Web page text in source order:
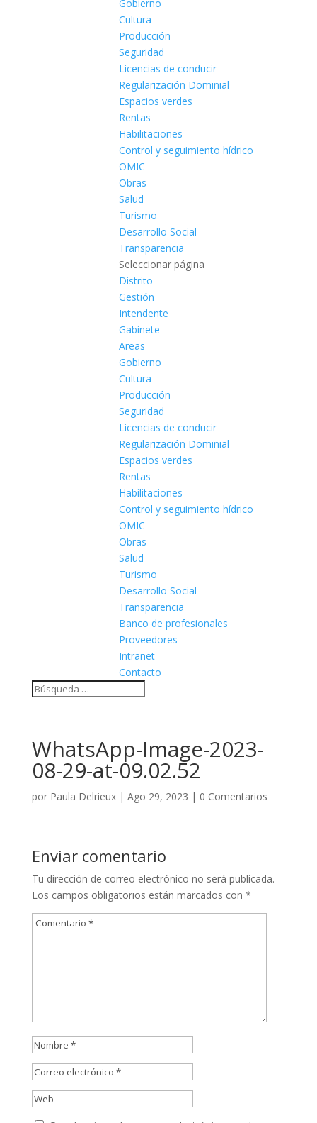
Gobierno
Cultura
Producción
Seguridad
Licencias de conducir
Regularización Dominial
Espacios verdes
Rentas
Habilitaciones
Control y seguimiento hídrico
OMIC
Obras
Salud
Turismo
Desarrollo Social
Transparencia
Seleccionar página
Distrito
Gestión
Intendente
Gabinete
Areas
Gobierno
Cultura
Producción
Seguridad
Licencias de conducir
Regularización Dominial
Espacios verdes
Rentas
Habilitaciones
Control y seguimiento hídrico
OMIC
Obras
Salud
Turismo
Desarrollo Social
Transparencia
Banco de profesionales
Proveedores
Intranet
Contacto
WhatsApp-Image-2023-
08-29-at-09.02.52
por Paula Delrieux| Ago 29, 2023 | 0 Comentarios
Enviar comentario
Tu dirección de correo electrónico no será publicada.
Los campos obligatorios están marcados con *